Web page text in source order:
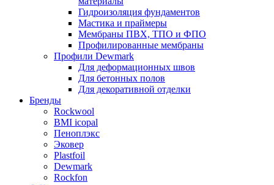
Гидроизоляция фундаментов
Мастика и праймеры
Мембраны ПВХ, ТПО и ФПО
Профилированные мембраны
Профили Dewmark
Для деформационных швов
Для бетонных полов
Для декоративной отделки
Бренды
Rockwool
BMI icopal
Пеноплэкс
Эковер
Plastfoil
Dewmark
Rockfon